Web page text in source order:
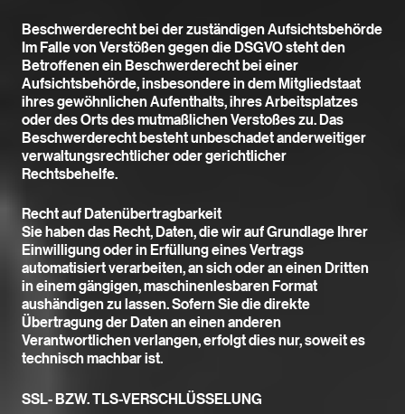
Beschwerderecht bei der zuständigen Aufsichtsbehörde
Im Falle von Verstößen gegen die DSGVO steht den
Betroffenen ein Beschwerderecht bei einer
Aufsichtsbehörde, insbesondere in dem Mitgliedstaat
ihres gewöhnlichen Aufenthalts, ihres Arbeitsplatzes
oder des Orts des mutmaßlichen Verstoßes zu. Das
Beschwerderecht besteht unbeschadet anderweitiger
verwaltungsrechtlicher oder gerichtlicher
Rechtsbehelfe.
Recht auf Datenübertragbarkeit
Sie haben das Recht, Daten, die wir auf Grundlage Ihrer
Einwilligung oder in Erfüllung eines Vertrags
automatisiert verarbeiten, an sich oder an einen Dritten
in einem gängigen, maschinenlesbaren Format
aushändigen zu lassen. Sofern Sie die direkte
Übertragung der Daten an einen anderen
Verantwortlichen verlangen, erfolgt dies nur, soweit es
technisch machbar ist.
SSL- BZW. TLS-VERSCHLÜSSELUNG